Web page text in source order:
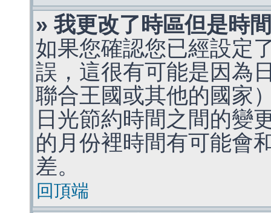
» 我更改了時區但是時
如果您確認您已經設定
誤，這很有可能是因為
聯合王國或其他的國家
日光節約時間之間的變
的月份裡時間有可能會
差。
回頂端